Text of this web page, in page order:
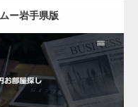
ー岩手県版